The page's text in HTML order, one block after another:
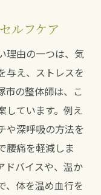
ルフケア
理由の一つは、気
与え、ストレスを
市の整体師は、こ
しています。例え
や深呼吸の方法を
腰痛を軽減しま
ドバイスや、温か
、体を温め血行を